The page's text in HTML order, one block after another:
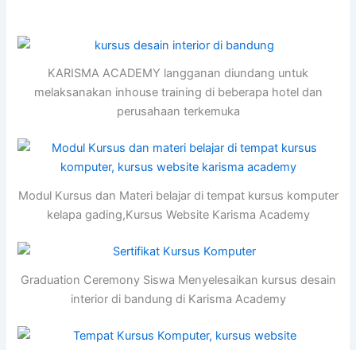
KARISMA ACADEMY langganan diundang untuk
melaksanakan inhouse training di beberapa hotel dan
perusahaan terkemuka
Modul Kursus dan Materi belajar di tempat kursus komputer
kelapa gading,Kursus Website Karisma Academy
Graduation Ceremony Siswa Menyelesaikan kursus desain
interior di bandung di Karisma Academy